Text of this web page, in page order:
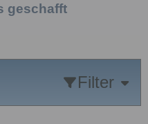
geschafft
Filter